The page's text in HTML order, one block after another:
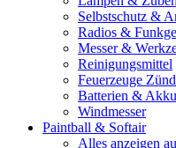
Selbstschutz &
Radios &
Messer &
Reinigungsmittel
Feuerzeuge
Batterien &
Windmesser
Paintball & Softair
Alles anzeigen